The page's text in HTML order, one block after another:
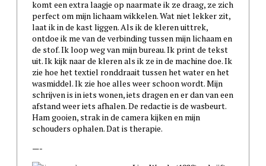
komt een extra laagje op naarmate ik ze draag, ze zich
perfect om mijn lichaam wikkelen. Wat niet lekker zit,
laat ik in de kast liggen. Als ik de kleren uittrek,
ontdoe ik me van de verbinding tussen mijn lichaam en
de stof. Ik loop weg van mijn bureau. Ik print de tekst
uit. Ik kijk naar de kleren als ik ze in de machine doe. Ik
zie hoe het textiel ronddraait tussen het water en het
wasmiddel. Ik zie hoe alles weer schoon wordt. Mijn
schrijven is in iets wonen, iets dragen en er dan van een
afstand weer iets afhalen. De redactie is de wasbeurt.
Ham gooien, strak in de camera kijken en mijn
schouders ophalen. Dat is therapie.
—-